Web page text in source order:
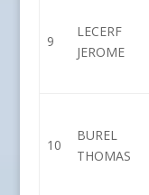
9
LECERF
JEROME
10
BUREL
THOMAS